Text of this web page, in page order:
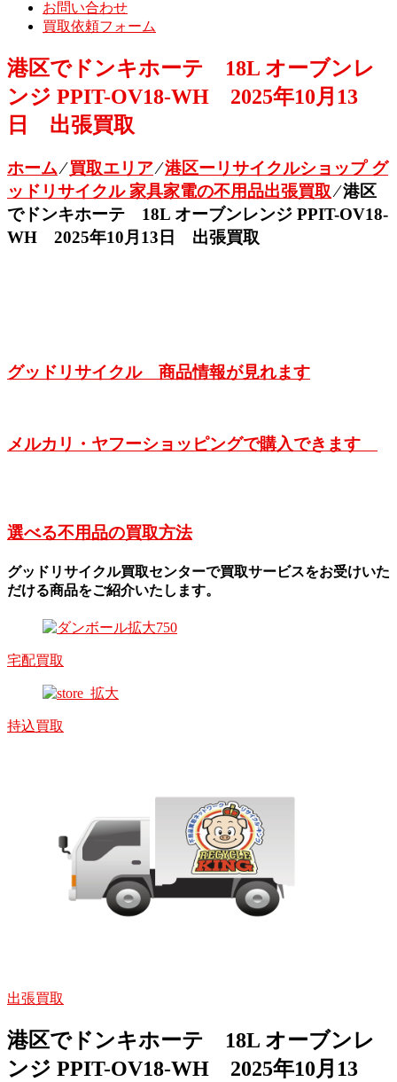
お問い合わせ
買取依頼フォーム
港区でドンキホーテ 18L オーブンレ
ンジ PPIT-OV18-WH 2025年10月13
日 出張買取
ホーム⁄買取エリア⁄港区ーリサイクルショップ グ
ッドリサイクル 家具家電の不用品出張買取⁄港区
でドンキホーテ 18L オーブンレンジ PPIT-OV18-
WH 2025年10月13日 出張買取
グッドリサイクル 商品情報が見れます
メルカリ・ヤフーショッピングで購入できます
選べる不用品の買取方法
グッドリサイクル買取センターで買取サービスをお受けいた
だける商品をご紹介いたします。
宅配買取
持込買取
出張買取
港区でドンキホーテ 18L オーブンレ
ンジ PPIT-OV18-WH 2025年10月13